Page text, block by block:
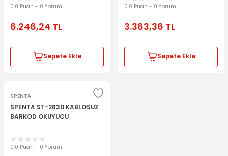
0.0 Puan - 0 Yorum
6.246,24 TL
Sepete Ekle
0.0 Puan - 0 Yorum
3.363,36 TL
Sepete Ekle
SPENTA
SPENTA ST-2830 KABLOSUZ
BARKOD OKUYUCU
0.0 Puan - 0 Yorum